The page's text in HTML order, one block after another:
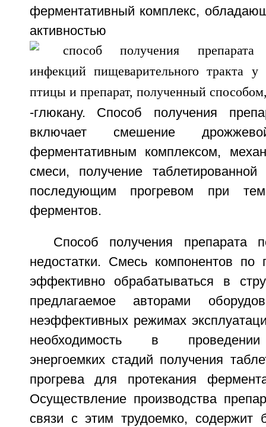
ферментативный комплекс,
-глюкану. Способ получения
включает смешение
ферментативным комплексом,
смеси, получение
последующим прогревом при
ферментов.
Способ получения препарата
недостатки. Смесь компонентов по
эффективно обрабатываться в
предлагаемое авторами
неэффективных режимах
необходимость в проведении
энергоемких стадий получения
прогрева для протекания
Осуществление производства
связи с этим трудоемко, содержит